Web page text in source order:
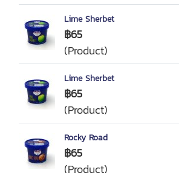
Lime Sherbet
฿65
(Product)
Lime Sherbet
฿65
(Product)
Rocky Road
฿65
(Product)